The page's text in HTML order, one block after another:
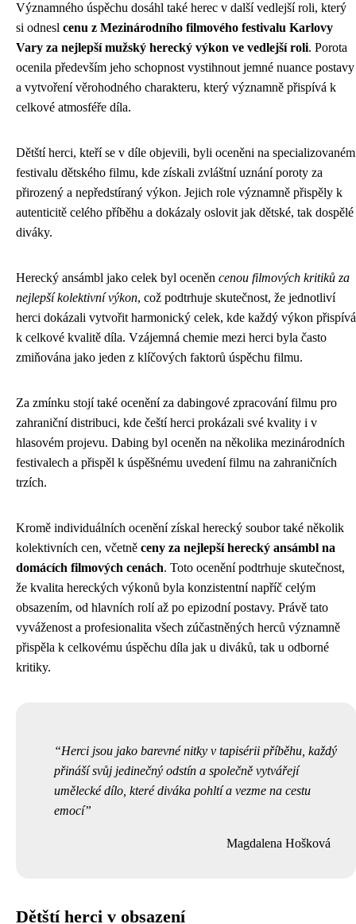
Významného úspěchu dosáhl také herec v další vedlejší roli, který
si odnesl cenu z Mezinárodního filmového festivalu Karlovy
Vary za nejlepší mužský herecký výkon ve vedlejší roli. Porota
ocenila především jeho schopnost vystihnout jemné nuance postavy
a vytvoření věrohodného charakteru, který významně přispívá k
celkové atmosféře díla.
Dětští herci, kteří se v díle objevili, byli oceněni na specializovaném
festivalu dětského filmu, kde získali zvláštní uznání poroty za
přirozený a nepředstíraný výkon. Jejich role významně přispěly k
autenticitě celého příběhu a dokázaly oslovit jak dětské, tak dospělé
diváky.
Herecký ansámbl jako celek byl oceněn cenou filmových kritiků za
nejlepší kolektivní výkon, což podtrhuje skutečnost, že jednotliví
herci dokázali vytvořit harmonický celek, kde každý výkon přispívá
k celkové kvalitě díla. Vzájemná chemie mezi herci byla často
zmiňována jako jeden z klíčových faktorů úspěchu filmu.
Za zmínku stojí také ocenění za dabingové zpracování filmu pro
zahraniční distribuci, kde čeští herci prokázali své kvality i v
hlasovém projevu. Dabing byl oceněn na několika mezinárodních
festivalech a přispěl k úspěšnému uvedení filmu na zahraničních
trzích.
Kromě individuálních ocenění získal herecký soubor také několik
kolektivních cen, včetně ceny za nejlepší herecký ansámbl na
domácích filmových cenách. Toto ocenění podtrhuje skutečnost,
že kvalita hereckých výkonů byla konzistentní napříč celým
obsazením, od hlavních rolí až po epizodní postavy. Právě tato
vyváženost a profesionalita všech zúčastněných herců významně
přispěla k celkovému úspěchu díla jak u diváků, tak u odborné
kritiky.
Herci jsou jako barevné nitky v tapisérii příběhu, každý
přináší svůj jedinečný odstín a společně vytvářejí
umělecké dílo, které diváka pohltí a vezme na cestu
emocí
Magdalena Hošková
Dětští herci v obsazení